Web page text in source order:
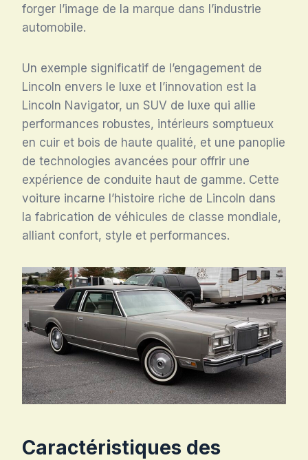
forger l’image de la marque dans l’industrie
automobile.
Un exemple significatif de l’engagement de
Lincoln envers le luxe et l’innovation est la
Lincoln Navigator, un SUV de luxe qui allie
performances robustes, intérieurs somptueux
en cuir et bois de haute qualité, et une panoplie
de technologies avancées pour offrir une
expérience de conduite haut de gamme. Cette
voiture incarne l’histoire riche de Lincoln dans
la fabrication de véhicules de classe mondiale,
alliant confort, style et performances.
Caractéristiques des